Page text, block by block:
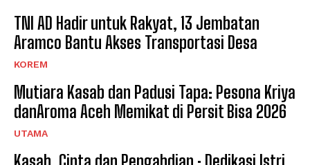
TNI AD Hadir untuk Rakyat, 13 Jembatan
Aramco Bantu Akses Transportasi Desa
KOREM
Mutiara Kasab dan Padusi Tapa: Pesona Kriya
danAroma Aceh Memikat di Persit Bisa 2026
UTAMA
Kasab, Cinta dan Pengabdian : Dedikasi Istri